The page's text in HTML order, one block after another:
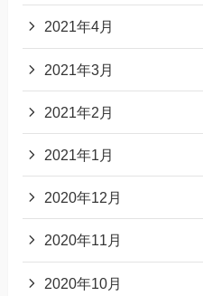
2021年4月
2021年3月
2021年2月
2021年1月
2020年12月
2020年11月
2020年10月